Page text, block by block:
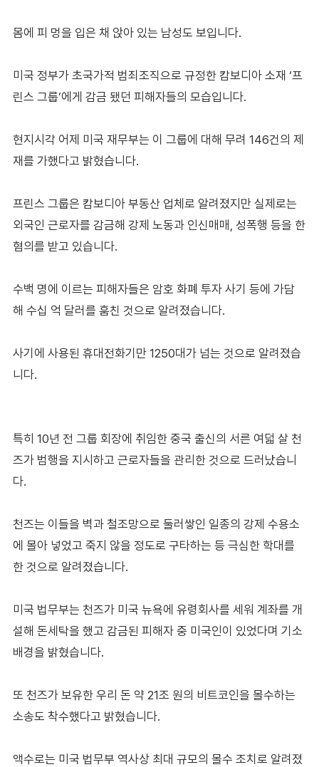
몸에 피 멍을 입은 채 앉아 있는 남성도 보입니다.
미국 정부가 초국가적 범죄조직으로 규정한 캄보디아 소재 ‘프
린스 그룹’에게 감금 됐던 피해자들의 모습입니다.
현지시각 어제 미국 재무부는 이 그룹에 대해 무려 146건의 제
재를 가했다고 밝혔습니다.
프린스 그룹은 캄보디아 부동산 업체로 알려졌지만 실제로는
외국인 근로자를 감금해 강제 노동과 인신매매, 성폭행 등을 한
혐의를 받고 있습니다.
수백 명에 이르는 피해자들은 암호 화폐 투자 사기 등에 가담
해 수십 억 달러를 훔친 것으로 알려졌습니다.
사기에 사용된 휴대전화기만 1250대가 넘는 것으로 알려졌습
니다.
특히 10년 전 그룹 회장에 취임한 중국 출신의 서른 여덟 살 천
즈가 범행을 지시하고 근로자들을 관리한 것으로 드러났습니
다.
천즈는 이들을 벽과 철조망으로 둘러쌓인 일종의 강제 수용소
에 몰아 넣었고 죽지 않을 정도로 구타하는 등 극심한 학대를
한 것으로 알려졌습니다.
미국 법무부는 천즈가 미국 뉴욕에 유령회사를 세워 계좌를 개
설해 돈세탁을 했고 감금된 피해자 중 미국인이 있었다며 기소
배경을 밝혔습니다.
또 천즈가 보유한 우리 돈 약 21조 원의 비트코인을 몰수하는
소송도 착수했다고 밝혔습니다.
액수로는 미국 법무부 역사상 최대 규모의 몰수 조치로 알려졌